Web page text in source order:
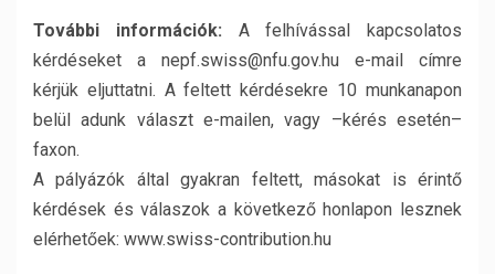
További információk: A felhívással kapcsolatos
kérdéseket a nepf.swiss@nfu.gov.hu e-mail címre
kérjük eljuttatni. A feltett kérdésekre 10 munkanapon
belül adunk választ e-mailen, vagy –kérés esetén–
faxon.
A pályázók által gyakran feltett, másokat is érintő
kérdések és válaszok a következő honlapon lesznek
elérhetőek: www.swiss-contribution.hu